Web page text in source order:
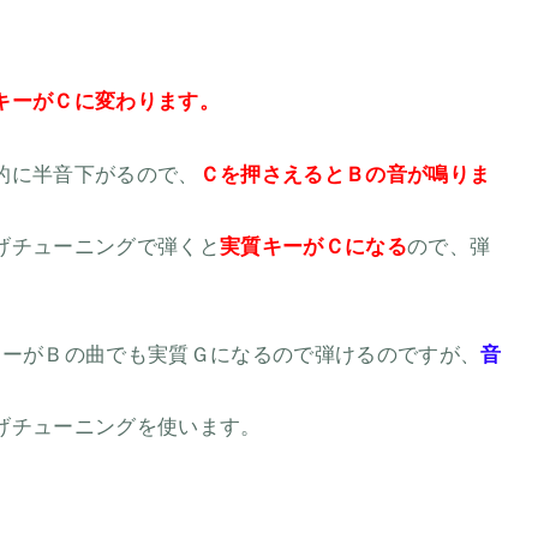
ーがＣに変わります。
半音下がるので、 Ｃを押さえるとＢの音が鳴りま
チューニングで弾くと 実質キーがＣになるので、弾
がＢの曲でも実質Ｇになるので弾けるのですが、音
ューニングを使います。